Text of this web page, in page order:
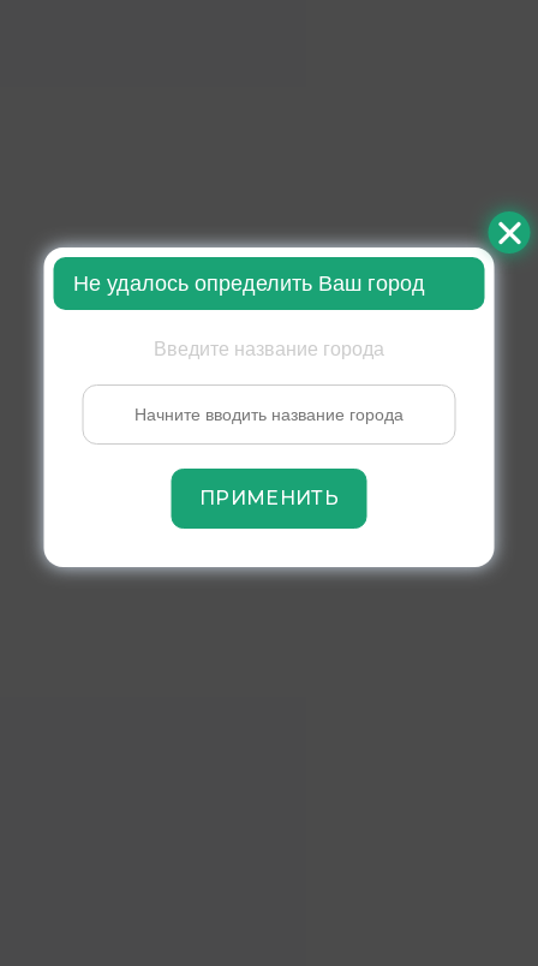
Не удалось определить Ваш город
Введите название города
ПРИМЕНИТЬ